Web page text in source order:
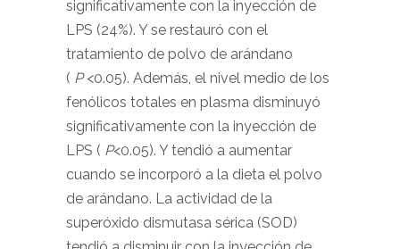
significativamente con la inyección de
LPS (24%). Y se restauró con el
tratamiento de polvo de arándano
( P<0.05). Además, el nivel medio de los
fenólicos totales en plasma disminuyó
significativamente con la inyección de
LPS ( P<0.05). Y tendió a aumentar
cuando se incorporó a la dieta el polvo
de arándano. La actividad de la
superóxido dismutasa sérica (SOD)